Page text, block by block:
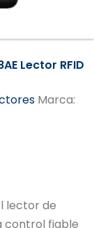
Lector RFID
Marca:
lector de
control fiable